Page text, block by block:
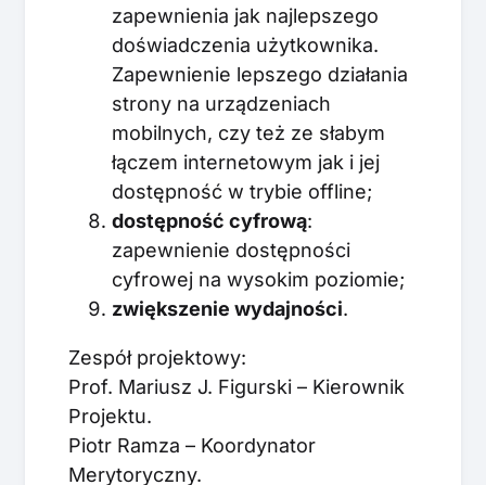
zapewnienia jak najlepszego
doświadczenia użytkownika.
Zapewnienie lepszego działania
strony na urządzeniach
mobilnych, czy też ze słabym
łączem internetowym jak i jej
dostępność w trybie offline;
dostępność cyfrową:
zapewnienie dostępności
cyfrowej na wysokim poziomie;
zwiększenie wydajności.
Zespół projektowy:
Prof. Mariusz J. Figurski – Kierownik
Projektu.
Piotr Ramza – Koordynator
Merytoryczny.